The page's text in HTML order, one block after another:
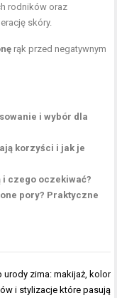
rodników oraz
skóry.
rąk przed negatywnym
i wybór dla
korzyści i jak je
i czego oczekiwać?
pory? Praktyczne
urody zima: makijaż, kolor
i stylizacje które pasują